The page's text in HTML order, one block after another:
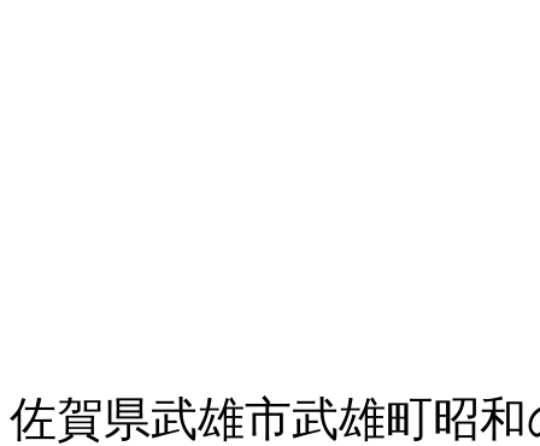
佐賀県武雄市武雄町昭